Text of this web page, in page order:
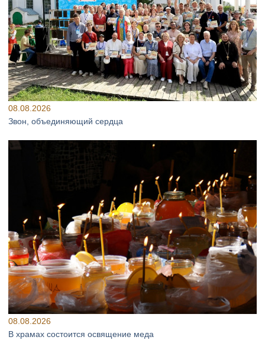
08.08.2026
Звон, объединяющий сердца
08.08.2026
В храмах состоится освящение меда